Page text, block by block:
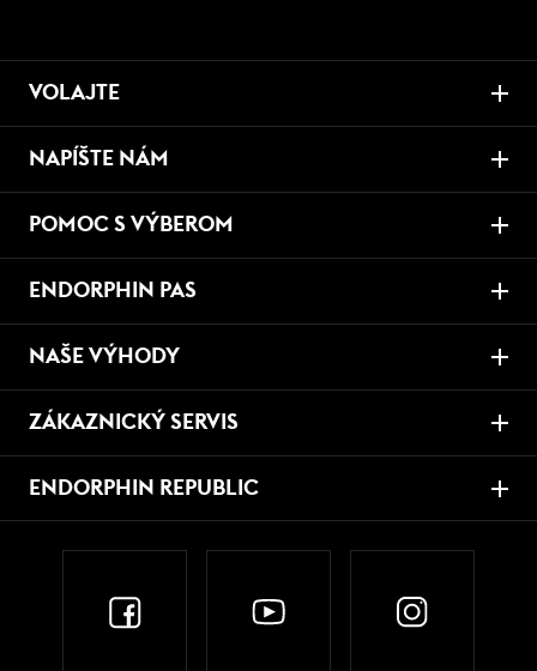
VOLAJTE
NAPÍŠTE NÁM
POMOC S VÝBEROM
ENDORPHIN PAS
NAŠE VÝHODY
ZÁKAZNICKÝ SERVIS
ENDORPHIN REPUBLIC